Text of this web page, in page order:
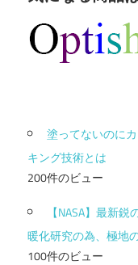
塗ってないのに
キング技術とは
200件のビュー
【NASA】最新
暖化研究の為、極地
100件のビュー